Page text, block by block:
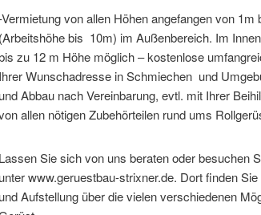
von allen Höhen angefangen von 1m
(Arbeitshöhe bis 10m) im Außenbereich. Im
zu 12 m Höhe möglich – kostenlose
Ihrer Wunschadresse in Schmiechen und
und Abbau nach Vereinbarung, evtl. mit Ihrer
allen nötigen Zubehörteilen rund ums
Lassen Sie sich von uns beraten oder besuchen
unter www.geruestbau-strixner.de. Dort finden
und Aufstellung über die vielen verschiedenen